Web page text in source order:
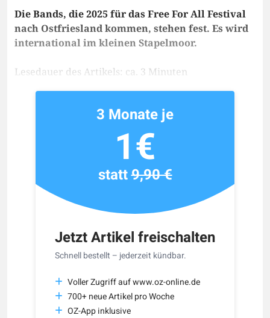
Die Bands, die 2025 für das Free For All Festival
nach Ostfriesland kommen, stehen fest. Es wird
international im kleinen Stapelmoor.
Lesedauer des Artikels: ca. 3 Minuten
Jetzt Artikel freischalten
Schnell bestellt – jederzeit kündbar.
Voller Zugriff auf www.oz-online.de
700+ neue Artikel pro Woche
OZ-App inklusive
3 Monate je
1€
statt9,90 €